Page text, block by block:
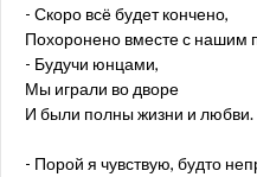
- Скоро всё будет кончено,
Похоронено вместе с
- Будучи юнцами,
Мы играли во дворе
И были полны жизни и любви.
- Порой я чувствую, будто